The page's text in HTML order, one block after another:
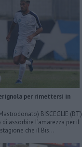
per rimettersi in
BISCEGLIE (BT)
assorbire l’amarezza per il
che il Bis...